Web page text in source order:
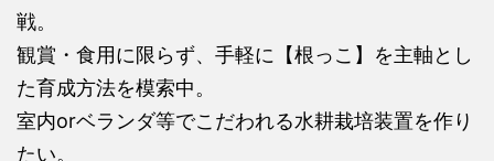
戦。
観賞・食用に限らず、手軽に【根っこ】を主軸とし
た育成方法を模索中。
室内orベランダ等でこだわれる水耕栽培装置を作り
たい。